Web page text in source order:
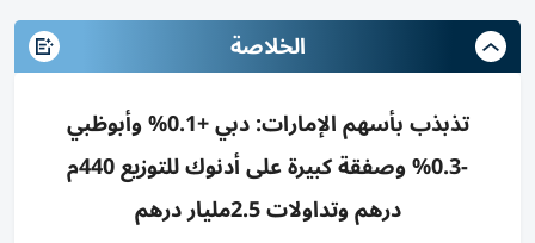
الخلاصة
تذبذب بأسهم الإمارات: دبي +0.1% وأبوظبي
-0.3% وصفقة كبيرة على أدنوك للتوزيع 440م
درهم وتداولات 2.5مليار درهم